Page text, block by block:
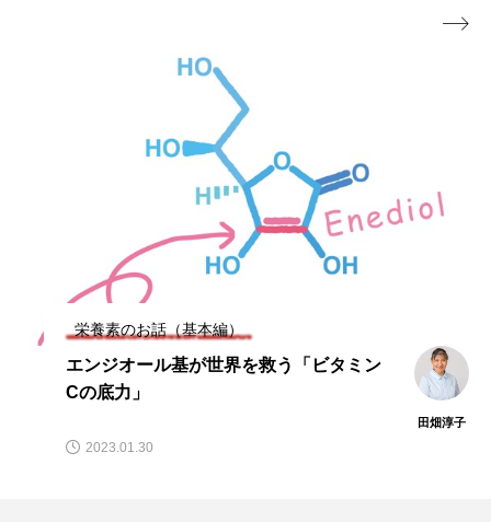
栄養素のお話（基本編）
エンジオール基が世界を救う「ビタミン
Cの底力」
田畑淳子
2023.01.30
